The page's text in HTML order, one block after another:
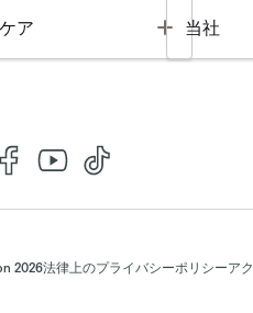
ア Toggle
当社
2026法律上のプライバシーポリシーア